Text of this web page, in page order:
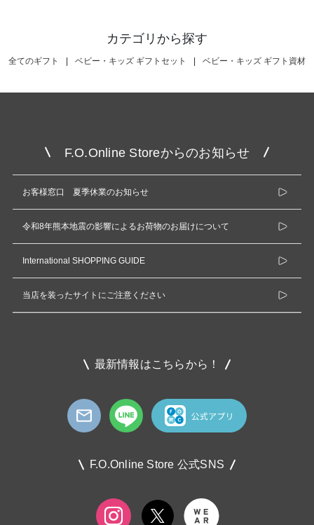
カテゴリから探す
全てのギフト | ベビー・キッズ ギフトセット | ベビー・キッズ ギフト資材
F.O.Online Storeからのお知らせ
お客様窓口 夏季休業のお知らせ
令和8年熊本地震の影響によるお荷物のお届けについて
International SHOPPING GUIDE
当店を装ったサイトにご注意ください
最新情報はこちらから！
F.O.Online Store 公式SNS